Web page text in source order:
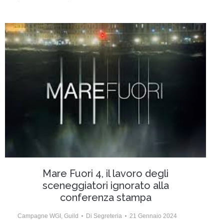
Mare Fuori 4, il lavoro degli
sceneggiatori ignorato alla
conferenza stampa
Campagne WGI Guild Di Segreteria 21 Gennaio 2024